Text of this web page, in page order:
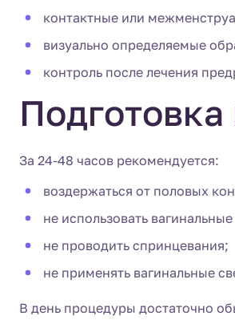
контактные или
визуально определяемые
контроль после лечения
За 24-48 часов рекомендуется:
воздержаться от половых
не использовать
не проводить спринцевания;
не применять вагинальные
В день процедуры достаточно